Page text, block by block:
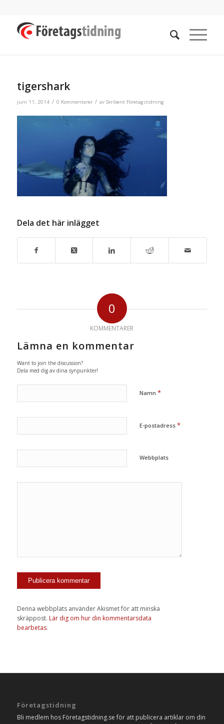
tigershark
juni 11, 2014 / 0 Kommentarer / av Skribent Företagstidning
Dela det här inlägget
0
KOMMENTARER
Lämna en kommentar
Want to join the discussion?
Dela med dig av dina synpunkter!
Namn *
E-postadress *
Webbplats
Denna webbplats använder Akismet för att minska
skräppost. Lär dig om hur din kommentarsdata
bearbetas.
Företagstidning
Bli medlem hos Företagstidning.se för att publicera artiklar om din